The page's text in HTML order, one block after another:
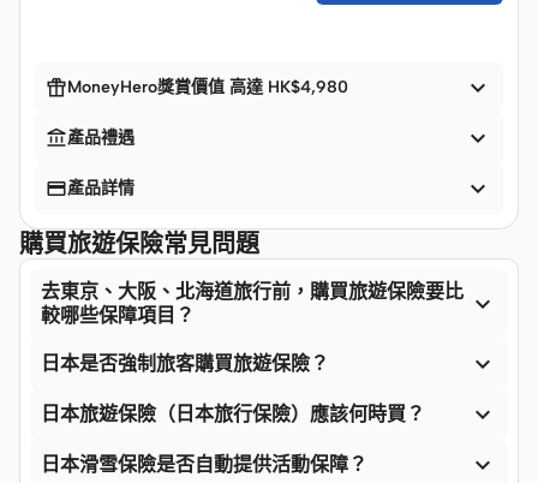
MoneyHero獎賞價值 高達 HK$4,980 
產品禮遇 
產品詳情 
購買旅遊保險常見問題
去東京、大阪、北海道旅行前，購買旅遊保險要比
較哪些保障項目？

日本是否強制旅客購買旅遊保險？ 
日本旅遊保險（日本旅行保險）應該何時買？ 
日本滑雪保險是否自動提供活動保障？ 